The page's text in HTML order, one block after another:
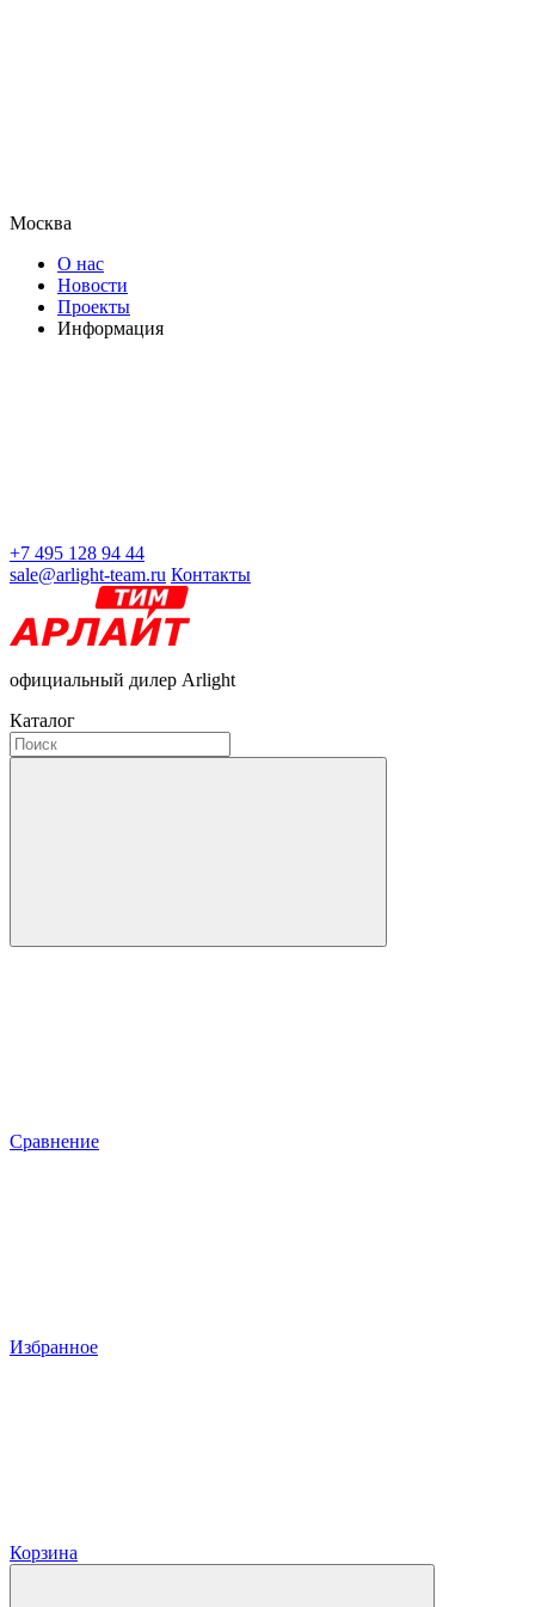
Москва
О нас
Новости
Проекты
Информация
+7 495 128 94 44
sale@arlight-team.ru Контакты
официальный дилер Arlight
Каталог
Сравнение
Избранное
Корзина